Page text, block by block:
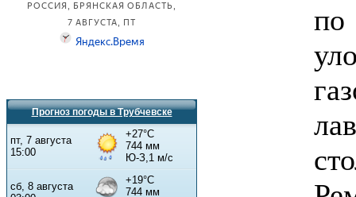
Прогноз погоды в Трубчевске